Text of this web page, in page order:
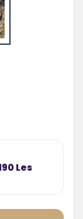
Les